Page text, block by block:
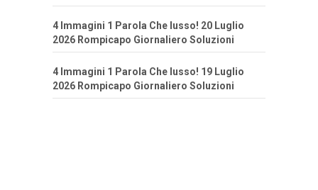
4 Immagini 1 Parola Che lusso! 20 Luglio
2026 Rompicapo Giornaliero Soluzioni
4 Immagini 1 Parola Che lusso! 19 Luglio
2026 Rompicapo Giornaliero Soluzioni